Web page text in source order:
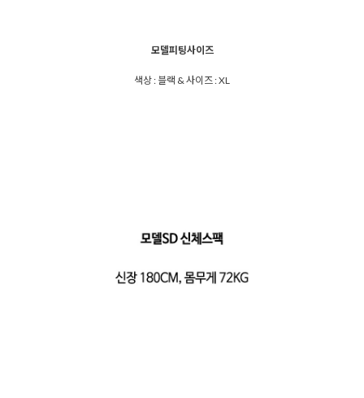
모델피팅사이즈
색상 : 블랙 & 사이즈 : XL